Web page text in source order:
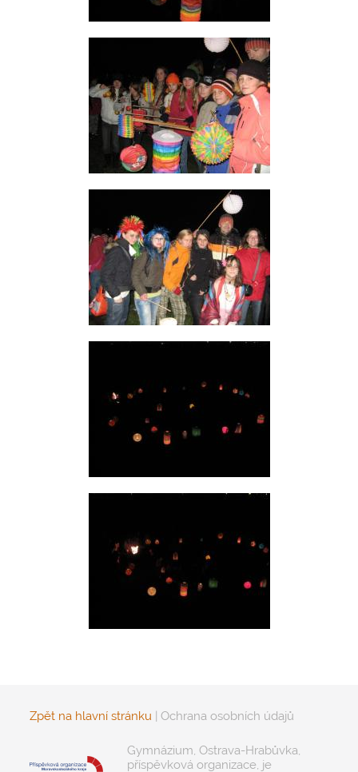
Zpět na hlavní stránku | Ochrana osobních údajů
Gymnázium, Ostrava-Hrabůvka,
příspěvková organizace, je